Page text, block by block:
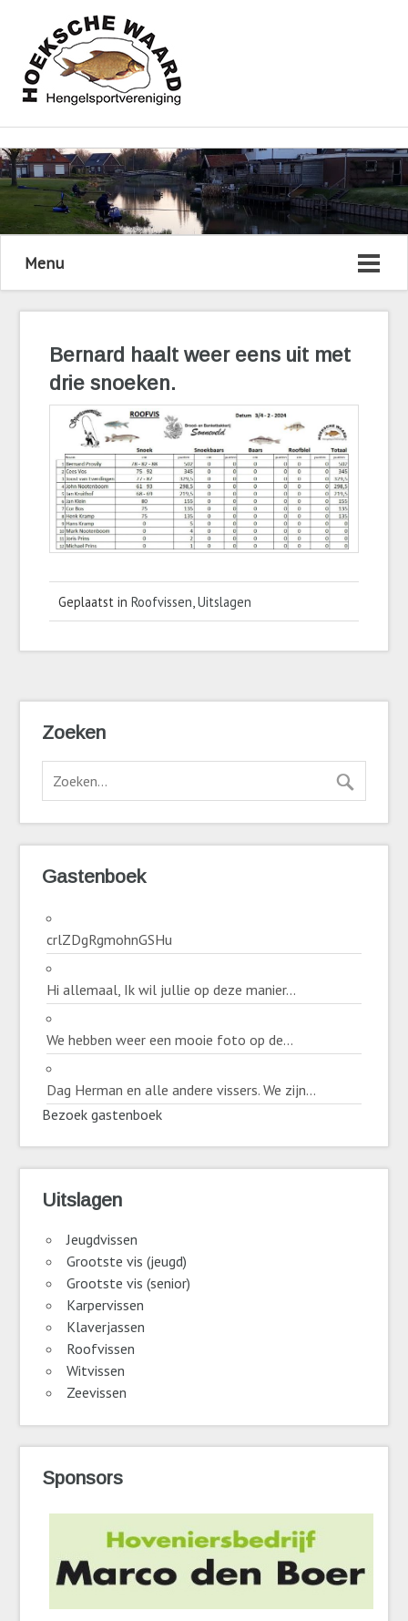
Menu
Bernard haalt weer eens uit met
drie snoeken.
Geplaatst in Roofvissen Uitslagen
Zoeken
Gastenboek
crlZDgRgmohnGSHu
Hi allemaal, Ik wil jullie op deze manier...
We hebben weer een mooie foto op de...
Dag Herman en alle andere vissers. We zijn...
Bezoek gastenboek
Uitslagen
Jeugdvissen
Grootste vis (jeugd)
Grootste vis (senior)
Karpervissen
Klaverjassen
Roofvissen
Witvissen
Zeevissen
Sponsors